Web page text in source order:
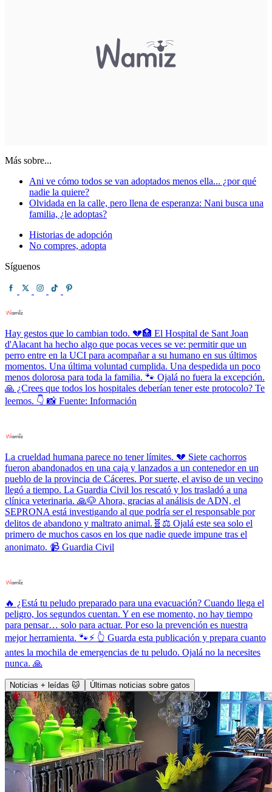
Más sobre...
Ani ve cómo todos se van adoptados menos ella... ¿por qué
nadie la quiere?
Olvidada en la calle, pero llena de esperanza: Nani busca una
familia, ¿le adoptas?
Historias de adopción
No compres, adopta
Síguenos
Hay gestos que lo cambian todo. 💔🏥 El Hospital de Sant Joan
d'Alacant ha hecho algo que pocas veces se ve: permitir que un
perro entre en la UCI para acompañar a su humano en sus últimos
momentos. Una última voluntad cumplida. Una despedida un poco
menos dolorosa para toda la familia. 🐾 Ojalá no fuera la excepción.
🙏 ¿Crees que todos los hospitales deberían tener este protocolo? Te
leemos. 👇 📸 Fuente: Información
La crueldad humana parece no tener límites. 💔 Siete cachorros
fueron abandonados en una caja y lanzados a un contenedor en un
pueblo de la provincia de Cáceres. Por suerte, el aviso de un vecino
llegó a tiempo. La Guardia Civil los rescató y los trasladó a una
clínica veterinaria. 🙏🐶 Ahora, gracias al análisis de ADN, el
SEPRONA está investigando al que podría ser el responsable por
delitos de abandono y maltrato animal.🧬⚖️ Ojalá este sea solo el
primero de muchos casos en los que nadie quede impune tras el
anonimato. 📹 Guardia Civil
🔥 ¿Está tu peludo preparado para una evacuación? Cuando llega el
peligro, los segundos cuentan. Y en ese momento, no hay tiempo
para pensar… solo para actuar. Por eso la prevención es nuestra
mejor herramienta. 🐾⚡ 👆 Guarda esta publicación y prepara cuanto
antes la mochila de emergencias de tu peludo. Ojalá no la necesites
nunca. 🙏
Noticias + leídas 🐱 Últimas noticias sobre gatos